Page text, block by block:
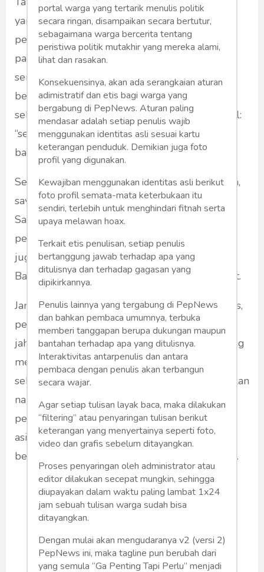
yang sibuk menebarkan narasi kenegatifan,
pesimisme dan memutar balikkan fakta, jadi
partisan, membuat framing jahat - menebar
sensasi - yang justru dilakukan oleh media
bermodal besar dan skala nasional. Sehingga -
sebagai konsumen - saya justru berteriak kesal:
“semoga brangkut!” atau “media model gini
bagusnya tutup saja. Menyesatkan!”
Sebelum saya menulis dan menurunkan berita,
saya adalah pembaca, pengumpul informasi.
Saya juga bagian dari konsumen berita,
penonton dan pemantau berita. Pemilah berita
juga - karena sebagiannya informasi sampah.
Bahkan racun yang membahayakan masyarakat.
Jangan pernah lupa - bahwa wartawan, jurnalis,
pengamat juga manusia. Mereka bisa baik atau
jahat, bisa tulus atau dengki, bisa gigih berjuang
menegakkan kebenaran dan keadilan. Atau
sebaliknya, membuka tangan untuk menyalurkan
narasi kelompok kepentingan, memenuhi
pesanan pihak lain, bahkan jadi proxy kekuatan
asing - dengan menebar sensasi - tak peduli
betapa resah warga dan masyarakat dibuatnya.
Saya ikut sedih melihat
presenter yang berurai
airmata karena program
tayangannya berakhir setelah
portal warga yang tertarik menulis politik
secara ringan, disampaikan secara bertutur,
sebagaimana warga bercerita tentang
peristiwa politik mutakhir yang mereka alami,
lihat dan rasakan.
Konsekuensinya, akan ada serangkaian aturan
adimistratif dan etis bagi warga yang
bergabung di PepNews. Aturan paling
mendasar adalah setiap penulis wajib
menggunakan identitas asli sesuai kartu
keterangan penduduk. Demikian juga foto
profil yang digunakan.
Kewajiban menggunakan identitas asli berikut
foto profil semata-mata keterbukaan itu
sendiri, terlebih untuk menghindari fitnah serta
upaya melawan hoax.
Terkait etis penulisan, setiap penulis
bertanggung jawab terhadap apa yang
ditulisnya dan terhadap gagasan yang
dipikirkannya.
Penulis lainnya yang tergabung di PepNews
dan bahkan pembaca umumnya, terbuka
memberi tanggapan berupa dukungan maupun
bantahan terhadap apa yang ditulisnya.
Interaktivitas antarpenulis dan antara
pembaca dengan penulis akan terbangun
secara wajar.
Agar setiap tulisan layak baca, maka dilakukan
“filtering” atau penyaringan tulisan berikut
keterangan yang menyertainya seperti foto,
video dan grafis sebelum ditayangkan.
Proses penyaringan oleh administrator atau
editor dilakukan secepat mungkin, sehingga
diupayakan dalam waktu paling lambat 1x24
jam sebuah tulisan warga sudah bisa
ditayangkan.
Dengan mulai akan mengudaranya v2 (versi 2)
PepNews ini, maka tagline pun berubah dari
yang semula “Ga Penting Tapi Perlu” menjadi